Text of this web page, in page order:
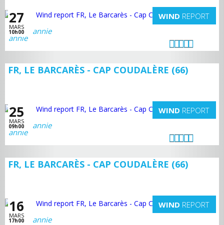
27
MARS
10h00
WIND REPORT
annie
FR, LE BARCARÈS - CAP COUDALÈRE (66)
25
MARS
09h00
WIND REPORT
annie
FR, LE BARCARÈS - CAP COUDALÈRE (66)
16
MARS
17h00
WIND REPORT
annie